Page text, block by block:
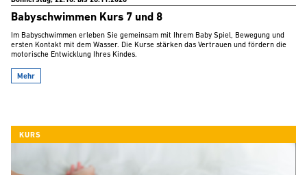
Babyschwimmen Kurs 7 und 8
Im Babyschwimmen erleben Sie gemeinsam mit Ihrem Baby Spiel, Bewegung und
ersten Kontakt mit dem Wasser. Die Kurse stärken das Vertrauen und fördern die
motorische Entwicklung Ihres Kindes.
Mehr
KURS